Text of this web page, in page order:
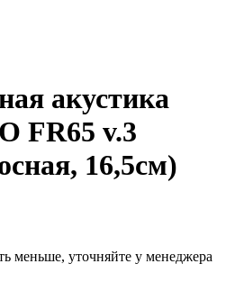
акустика
FR65 v.3
16,5см)
меньше, уточняйте у менеджера